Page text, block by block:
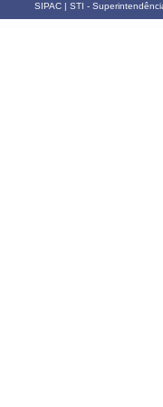
SIPAC | STI -